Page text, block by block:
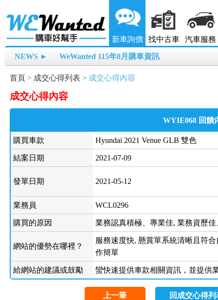
新車詢價 找中古車 汽車服務
NEWS ► WeWanted 115年8月購車資訊
首頁 > 成交心得列表 > 成交心得內容
成交心得內容
WYIE068 回饋
購買車款 Hyundai 2021 Venue GLB 雙色
結案日期 2021-07-09
發單日期 2021-05-12
業務員 WCL0296
購買的原因 業務認真積極、專業佳, 業務資歷
網站的優勢在哪裡？
服務速度快, 懸賞單系統清晰且符
作簡單
給網站的建議或鼓勵 蠻快速提供車款相關資訊，並提供
上一筆 回成交心得列